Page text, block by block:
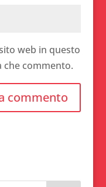
web in questo
che commento.